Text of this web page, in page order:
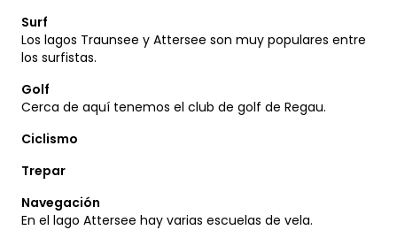
Surf
Los lagos Traunsee y Attersee son muy populares entre
los surfistas.
Golf
Cerca de aquí tenemos el club de golf de Regau.
Ciclismo
Trepar
Navegación
En el lago Attersee hay varias escuelas de vela.